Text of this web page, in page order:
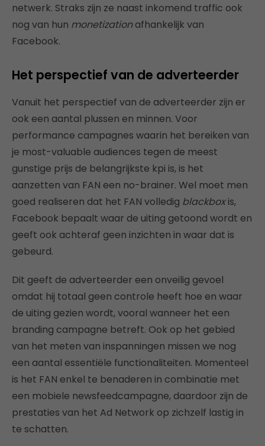
netwerk. Straks zijn ze naast inkomend traffic ook
nog van hun monetizationafhankelijk van
Facebook.
Het perspectief van de adverteerder
Vanuit het perspectief van de adverteerder zijn er
ook een aantal plussen en minnen. Voor
performance campagnes waarin het bereiken van
je most-valuable audiences tegen de meest
gunstige prijs de belangrijkste kpi is, is het
aanzetten van FAN een no-brainer. Wel moet men
goed realiseren dat het FAN volledig blackboxis,
Facebook bepaalt waar de uiting getoond wordt en
geeft ook achteraf geen inzichten in waar dat is
gebeurd.
Dit geeft de adverteerder een onveilig gevoel
omdat hij totaal geen controle heeft hoe en waar
de uiting gezien wordt, vooral wanneer het een
branding campagne betreft. Ook op het gebied
van het meten van inspanningen missen we nog
een aantal essentiële functionaliteiten. Momenteel
is het FAN enkel te benaderen in combinatie met
een mobiele newsfeedcampagne, daardoor zijn de
prestaties van het Ad Network op zichzelf lastig in
te schatten.